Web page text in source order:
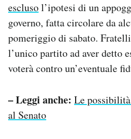
esclusol’ipotesi di un
governo, fatta circolare da
pomeriggio di sabato.
l’unico partito ad aver detto
voterà contro un’eventuale
– Leggi anche: Le
al Senato